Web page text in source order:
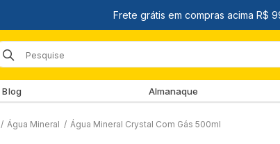
Blog Almanaque
/ Água Mineral / Água Mineral Crystal Com Gás 500ml